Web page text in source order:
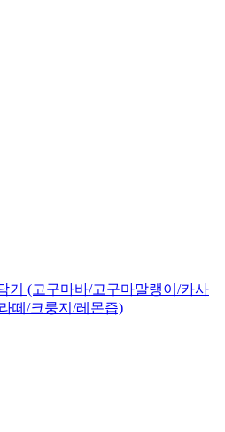
기 (고구마바/고구마말랭이/카사
떼/크룽지/레몬즙)